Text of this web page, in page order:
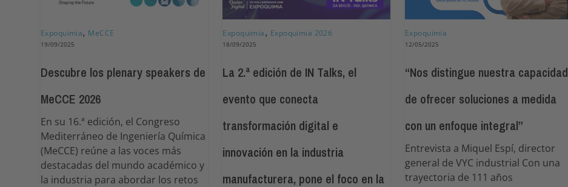
Expoquimia, MeCCE
19/09/2025
Descubre los plenary speakers de
MeCCE 2026
En su 16.ª edición, el Congreso
Mediterráneo de Ingeniería Química
(MeCCE) reúne a las voces más
destacadas del mundo académico y
la industria para abordar los retos
Expoquimia, Expoquimia 2026
18/09/2025
La 2.ª edición de IN Talks, el
evento que conecta
transformación digital e
innovación en la industria
manufacturera, pone el foco en la
Expoquimia
12/05/2025
“Nos distingue nuestra capacidad
de ofrecer soluciones a medida
con un enfoque integral”
Entrevista a Miquel Espí, director
general de VYC industrial Con una
trayectoria de 111 años